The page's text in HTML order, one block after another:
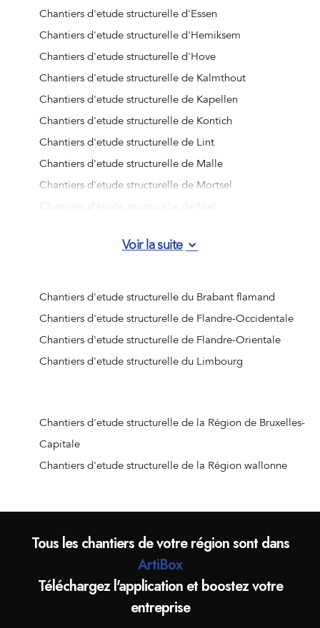
Chantiers d'etude structurelle d'Essen
Chantiers d'etude structurelle d'Hemiksem
Chantiers d'etude structurelle d'Hove
Chantiers d'etude structurelle de Kalmthout
Chantiers d'etude structurelle de Kapellen
Chantiers d'etude structurelle de Kontich
Chantiers d'etude structurelle de Lint
Chantiers d'etude structurelle de Malle
Chantiers d'etude structurelle de Mortsel
Chantiers d'etude structurelle de Rumst
Chantiers d'etude structurelle de Schilde
Chantiers d'etude structurelle de Schoten
Chantiers d'etude structurelle de Stabroek
Chantiers d'etude structurelle de Wijnegem
Chantiers d'etude structurelle de Zandhoven
Chantiers d'etude structurelle de Zoersel
Chantiers d'etude structurelle de Zwijndrecht
Chantiers d'etude structurelle de Beerse
Chantiers d'etude structurelle de Dessel
Chantiers d'etude structurelle de Geel
Chantiers d'etude structurelle de Grobbendonk
Voir la suite
Chantiers d'etude structurelle du Brabant flamand
Chantiers d'etude structurelle de Flandre-Occidentale
Chantiers d'etude structurelle de Flandre-Orientale
Chantiers d'etude structurelle du Limbourg
Chantiers d'etude structurelle de la Région de Bruxelles-
Capitale
Chantiers d'etude structurelle de la Région wallonne
Tous les chantiers de votre région sont dans
ArtiBox
Téléchargez l'application et boostez votre
entreprise